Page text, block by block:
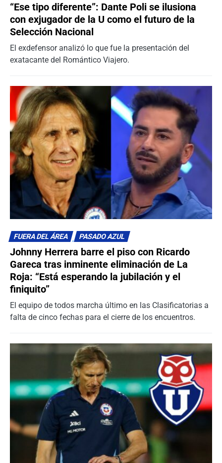
“Ese tipo diferente”: Dante Poli se ilusiona
con exjugador de la U como el futuro de la
Selección Nacional
El exdefensor analizó lo que fue la presentación del
exatacante del Romántico Viajero.
FUERA DEL ÁREA PASADO AZUL
Johnny Herrera barre el piso con Ricardo
Gareca tras inminente eliminación de La
Roja: “Está esperando la jubilación y el
finiquito”
El equipo de todos marcha último en las Clasificatorias a
falta de cinco fechas para el cierre de los encuentros.